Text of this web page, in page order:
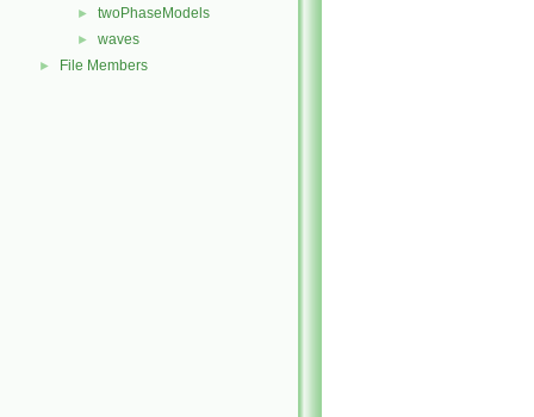
► twoPhaseModels
► waves
► File Members